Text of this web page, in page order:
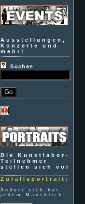
Ausstellungen,
Konzerte und
mehr!
Suchen
Die Kunstlabor-
Teilnehmer
stellen sich vor
Zufallsportrait:
Ändert sich bei
jedem Mausklick!